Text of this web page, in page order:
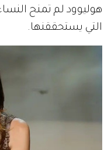
هوليوود لم تمنح
التي يستحققنها.